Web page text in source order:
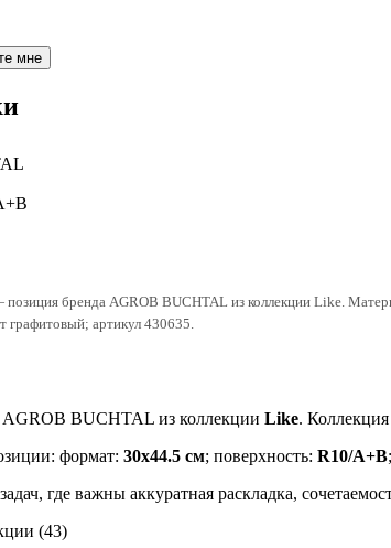
мне
бренда AGROB BUCHTAL из коллекции Like.
артикул 430635.
BUCHTAL из коллекции Like.
формат: 30x44.5 см; поверхность: R10/A+B
где важны аккуратная раскладка,
(43)